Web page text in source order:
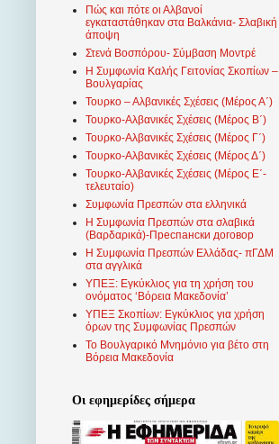
Πώς και πότε οι Αλβανοί
εγκαταστάθηκαν στα Βαλκάνια- Σλαβική
άποψη
Στενά Βοσπόρου- Σύμβαση Μοντρέ
Η Συμφωνία Καλής Γειτονίας Σκοπίων –
Βουλγαρίας
Τουρκο – Αλβανικές Σχέσεις (Mέρος Α΄)
Τουρκο-Αλβανικές Σχέσεις (Μέρος Β΄)
Τουρκο-Αλβανικές Σχέσεις (Μέρος Γ΄)
Τουρκο-Αλβανικές Σχέσεις (Μέρος Δ΄)
Τουρκο-Αλβανικές Σχέσεις (Μέρος Ε΄-
τελευταίο)
Συμφωνία Πρεσπών στα ελληνικά
Η Συμφωνία Πρεσπών στα σλαβικά
(Βαρδαρικά)-Преспански договор
Η Συμφωνία Πρεσπών Ελλάδας- πΓΔΜ
στα αγγλικά
ΥΠΕΞ: Εγκύκλιος για τη χρήση του
ονόματος ‘Βόρεια Μακεδονία’
ΥΠΕΞ Σκοπίων: Εγκύκλιος για χρήση
όρων της Συμφωνίας Πρεσπών
Το Βουλγαρικό Μνημόνιο για βέτο στη
Βόρεια Μακεδονία
Οι εφημερίδες σήμερα